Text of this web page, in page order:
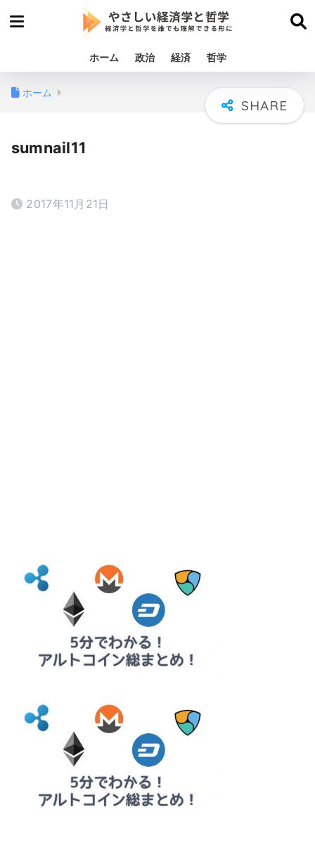
ホーム 政治 経済 哲学
ホーム
sumnail11
2017年11月21日